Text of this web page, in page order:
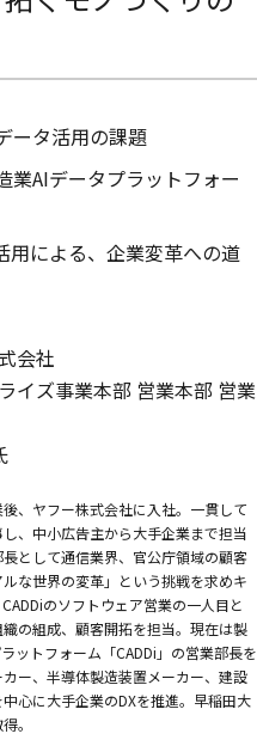
ータ活用の課題
業AIデータプラットフォー
用による、企業変革への道
会社
イズ事業本部 営業本部 営業
、ヤフー株式会社に入社。一貫して
、中小広告主から大手企業まで担当
として通信業界、官公庁領域の顧客
な世界の変革」という挑戦を求めキ
のソフトウェア営業の一人目と
織の組成、顧客開拓を担当。現在は製
ットフォーム「CADDi」の営業部長を
ー、半導体製造装置メーカー、建設
心に大手企業のDXを推進。早稲田大
。